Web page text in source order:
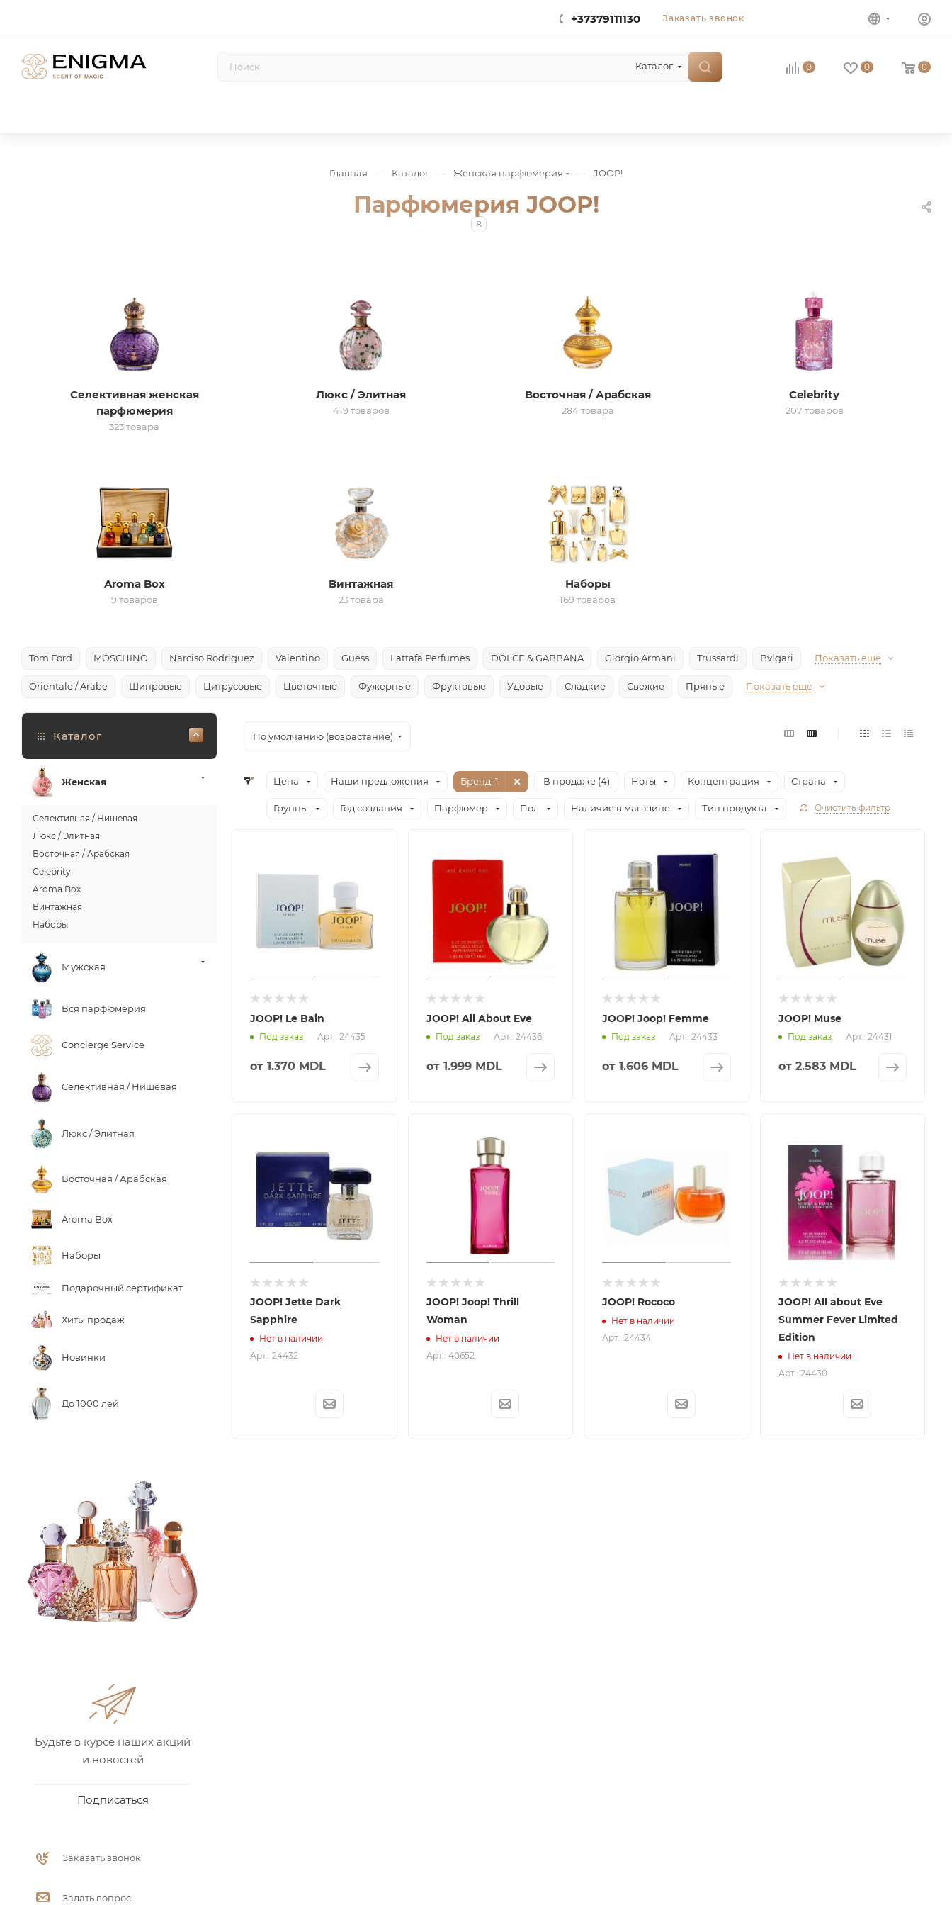
+37379111130 Заказать звонок
Каталог 0 0 0
Главная — Каталог — Женская парфюмерия — JOOP!
Парфюмерия JOOP!
8
Селективная женская
парфюмерия
323 товара
Люкс / Элитная
419 товаров
Восточная / Арабская
284 товара
Celebrity
207 товаров
Aroma Box
9 товаров
Винтажная
23 товара
Наборы
169 товаров
Tom Ford MOSCHINO Narciso Rodriguez Valentino Guess Lattafa Perfumes DOLCE & GABBANA Giorgio Armani Trussardi Bvlgari Показать еще
Orientale / Arabe Шипровые Цитрусовые Цветочные Фужерные Фруктовые Удовые Сладкие Свежие Пряные Показать еще
По умолчанию (возрастание)
Цена Наши предложения Бренд: 1 В продаже (4) Ноты Концентрация Страна
Группы Год создания Парфюмер Пол Наличие в магазине Тип продукта Очистить фильтр
JOOP! Le Bain
Под заказ Арт.: 24435
от 1.370 MDL
JOOP! All About Eve
Под заказ Арт.: 24436
от 1.999 MDL
JOOP! Joop! Femme
Под заказ Арт.: 24433
от 1.606 MDL
JOOP! Muse
Под заказ Арт.: 24431
от 2.583 MDL
JOOP! Jette Dark
Sapphire
Нет в наличии
Арт.: 24432
JOOP! Joop! Thrill
Woman
Нет в наличии
Арт.: 40652
JOOP! Rococo
Нет в наличии
Арт.: 24434
JOOP! All about Eve
Summer Fever Limited
Edition
Нет в наличии
Арт.: 24430
Каталог
Женская
Селективная / Нишевая
Люкс / Элитная
Восточная / Арабская
Celebrity
Aroma Box
Винтажная
Наборы
Мужская
Вся парфюмерия
Concierge Service
Селективная / Нишевая
Люкс / Элитная
Восточная / Арабская
Aroma Box
Наборы
Подарочный сертификат
Хиты продаж
Новинки
До 1000 лей
Будьте в курсе наших акций
и новостей
Подписаться
Заказать звонок
Задать вопрос